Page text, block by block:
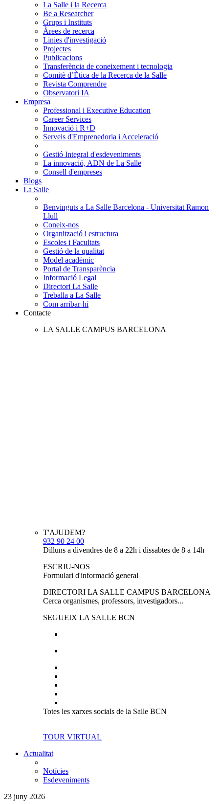
La Salle i la Recerca
Be a Researcher
Grups i Instituts
Àrees de recerca
Linies d'investigació
Projectes
Publicacions
Transferència de coneixement i tecnologia
Comitè d’Ètica de la Recerca de la Salle
Revista Comprendre
Observatori IA
Empresa
Professional i Executive Education
Career Services
Innovació i R+D
Serveis d'Emprenedoria i Acceleració
Gestió Integral d'esdeveniments
La innovació, ADN de La Salle
Consell d'empreses
Blogs
La Salle
Benvinguts a La Salle Barcelona - Universitat Ramon
Llull
Coneix-nos
Organització i estructura
Escoles i Facultats
Gestió de la qualitat
Model acadèmic
Portal de Transparència
Informació Legal
Directori La Salle
Treballa a La Salle
Com arribar-hi
Contacte
LA SALLE CAMPUS BARCELONA
T'AJUDEM?
932 90 24 00
Dilluns a divendres de 8 a 22h i dissabtes de 8 a 14h
ESCRIU-NOS
Formulari d'informació general
DIRECTORI LA SALLE CAMPUS BARCELONA
Cerca organismes, professors, investigadors...
SEGUEIX LA SALLE BCN
Totes les xarxes socials de la Salle BCN
TOUR VIRTUAL
Actualitat
Notícies
Esdeveniments
23 juny 2026